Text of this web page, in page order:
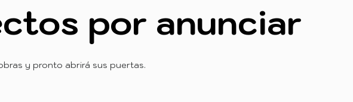
por anunciar
y pronto abrirá sus puertas.